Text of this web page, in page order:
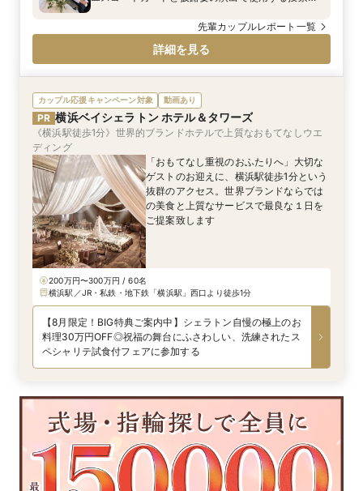
使用するレゴブロックの人形が添えられました。 お
ふたりがゲスト一人ひとりを思い浮かべながら、丁
寧に作り上げたものです。 手に取るその瞬間から、
先輩カップルレポート一覧
詳細を見る
カップル応援キャンペーン対象 動画あり
PR 横浜ベイシェラトン ホテル＆タワーズ
《横浜駅徒歩1分》世界的ブランドホテルで上質なおもてなしウエ
ディング
「おもてなし重視のおふたりへ」大切な
ゲストのお迎えに、横浜駅徒歩1分という
抜群のアクセス。世界ブランドならでは
の美食と上質なサービスで最良な１日を
ご提案致します
200万円〜300万円 / 60名
横浜駅／JR・私鉄・地下鉄「横浜駅」西口より徒歩1分
【8月限定！BIG特典ご案内中】シェラトン自慢の極上のお
料理30万円OFF◎祝福の舞台にふさわしい、洗練されたス
ペシャリテ試食付フェアに参加する